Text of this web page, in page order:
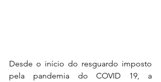
Desde o início do resguardo imposto
pela pandemia do COVID 19, a